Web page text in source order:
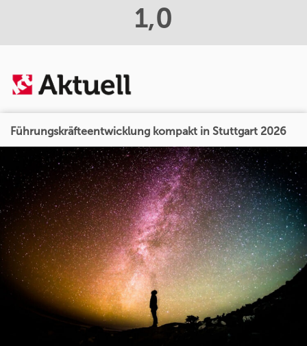
1,0
Führungskräfteentwicklung kompakt in Stuttgart 2026